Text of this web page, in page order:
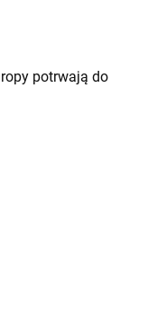
potrwają do